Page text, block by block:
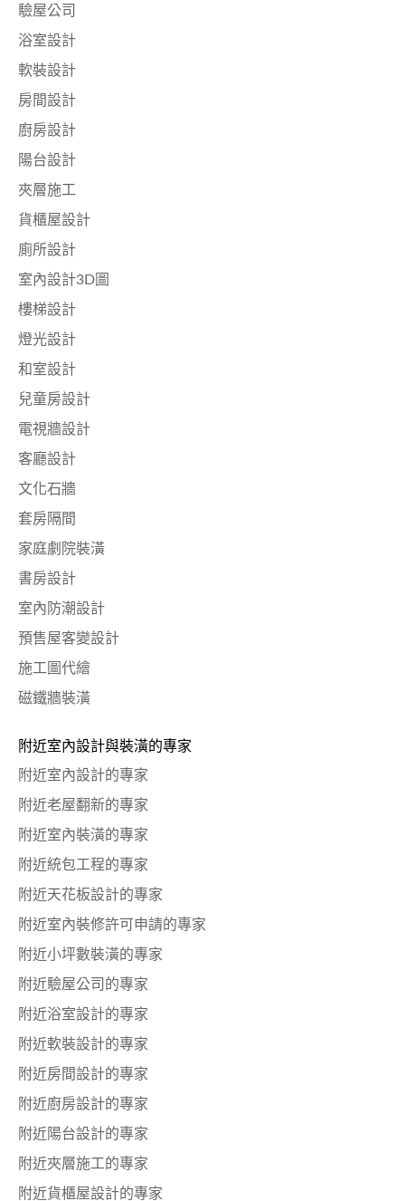
驗屋公司
浴室設計
軟裝設計
房間設計
廚房設計
陽台設計
夾層施工
貨櫃屋設計
廁所設計
室內設計3D圖
樓梯設計
燈光設計
和室設計
兒童房設計
電視牆設計
客廳設計
文化石牆
套房隔間
家庭劇院裝潢
書房設計
室內防潮設計
預售屋客變設計
施工圖代繪
磁鐵牆裝潢
附近室內設計與裝潢的專家
附近室內設計的專家
附近老屋翻新的專家
附近室內裝潢的專家
附近統包工程的專家
附近天花板設計的專家
附近室內裝修許可申請的專家
附近小坪數裝潢的專家
附近驗屋公司的專家
附近浴室設計的專家
附近軟裝設計的專家
附近房間設計的專家
附近廚房設計的專家
附近陽台設計的專家
附近夾層施工的專家
附近貨櫃屋設計的專家